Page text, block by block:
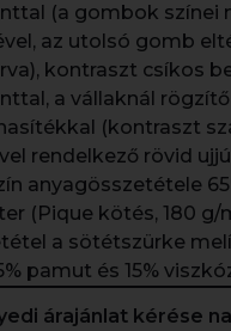
(a gombok színei
az utolsó gomb
kontraszt csíkos
a vállaknál rögzítő
(kontraszt
rendelkező rövid
anyagösszetétele
(Pique kötés, 180 g/
a sötétszürke
pamut és 15%
árajánlat kérése